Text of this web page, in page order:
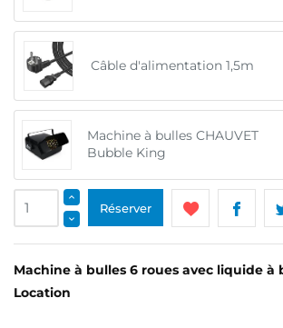
Câble d'alimentation 1,5m
Machine à bulles CHAUVET
Bubble King
Réserver
Machine à bulles 6 roues avec liquide à
Location